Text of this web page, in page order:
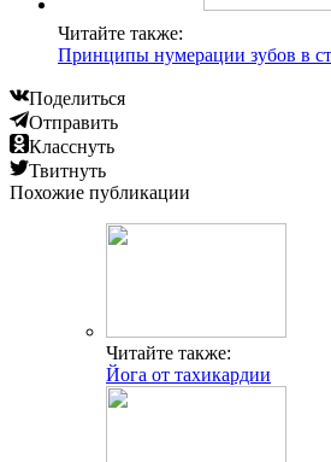
Читайте также:
Принципы нумерации зубов в
Поделиться
Отправить
Класснуть
Твитнуть
Похожие публикации
Читайте также:
Йога от тахикардии